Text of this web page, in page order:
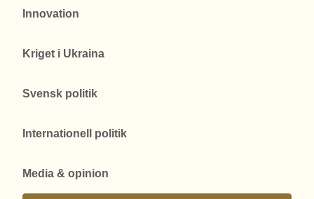
Innovation
Kriget i Ukraina
Svensk politik
Internationell politik
Media & opinion